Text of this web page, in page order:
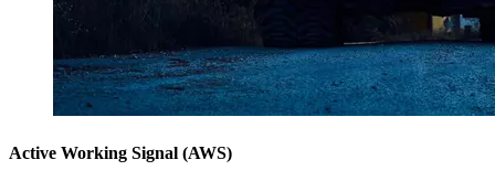
Active Working Signal (AWS)